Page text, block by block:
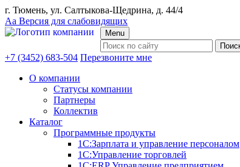
г. Тюмень, ул. Салтыкова-Щедрина, д. 44/4
Аа Версия для слабовидящих
Menu
+7 (3452) 683-504 Перезвоните мне
О компании
Статусы компании
Партнеры
Коллектив
Каталог
Программные продукты
1С:Зарплата и управление персоналом
1С:Управление торговлей